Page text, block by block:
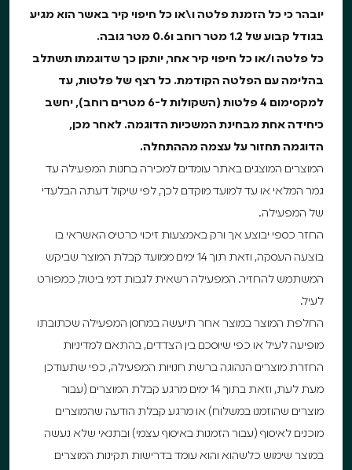
יובהר כי כל הזמנת פלטה ו\או כל חיפוי קיר באשר הוא מגיע
בגודל קבוע של 1.2 מטר רוחב ו0.6 מטר גובה.
כל פלטה ו/או כל חיפוי קיר אחר, יותקן כך שדוגמתו תשתלב
בהלימה עם הפלטה הקודמת. כל רצף של פלטות, עד
למקסימום 4 פלטות (השקולות ל-6 מטרים רוחב), יחשב
כיחידה אחת מבחינת המשכיות הדוגמה. לאחר מכן,
הדוגמה תחזור על עצמה מההתחלה.
המוצרים המוצגים באתר עומדים למכירה בחנות המפעילה עד
גמר המלאי או עד למועד מוקדם לכך, לפי שיקול דעתה הבלעדי
של המפעילה.
החזר כספי יבוצע אך ורק באמצעות זיכוי כרטיס האשראי בו
בוצעה העסקה, וזאת תוך 14 ימים ממועד קבלת המוצר שביקש
המשתמש להחזיר. המפעילה רשאית לגבות דמי ביטול, כמפורט
לעיל.
החלפת המוצר במוצר אחר תיעשה במחסן המפעילה שכתובתו
מופיעה לעיל או כפי שיוסכם בין הצדדים, בהתאם למדיניות
החזרת מוצרים הנהוגה ברשת חנויות המפעילה, כפי שתעודכן
מעת לעת, וזאת בתוך 14 ימים מרגע קבלת המוצרים (עבור
מוצרים שהוזמנו במשלוח) או מרגע קבלת הודעה שהמוצרים
מוכנים לאיסוף (עבור הזמנות באיסוף עצמי) ובתנאי שלא נעשה
במוצר שימוש כלשהוא והוא עומד בדרישות תקינות המוצרים